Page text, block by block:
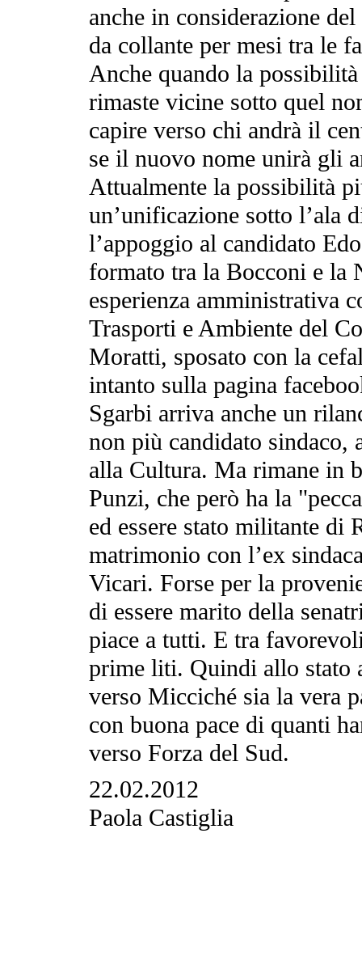
anche in considerazione
da collante per mesi tra le
Anche quando la
rimaste vicine sotto quel
capire verso chi andrà il
se il nuovo nome unirà gli
Attualmente la possibilità
un’unificazione sotto l’ala
l’appoggio al candidato
formato tra la Bocconi e la
esperienza amministrativa
Trasporti e Ambiente del
Moratti, sposato con la
intanto sulla pagina
Sgarbi arriva anche un
non più candidato sindaco,
alla Cultura. Ma rimane in
Punzi, che però ha la
ed essere stato militante di
matrimonio con l’ex
Vicari. Forse per la
di essere marito della
piace a tutti. E tra
prime liti. Quindi allo stato
verso Micciché sia la vera
con buona pace di quanti
verso Forza del Sud.
22.02.2012
Paola Castiglia